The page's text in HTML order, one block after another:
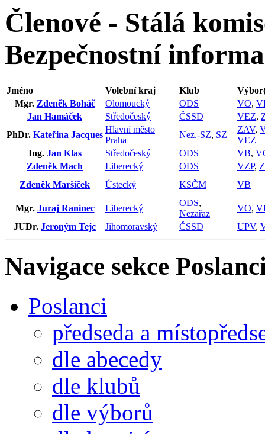
Členové - Stálá
Bezpečnostní
Jméno Volební kraj Klub
Mgr. Zdeněk Boháč Olomoucký ODS VO,
Jan Hamáček
Středočeský ČSSD VEZ,
PhDr. Kateřina Jacques
Hlavní město
Praha
Nez.-SZ, SZ
ZAV,
VEZ
Ing. Jan Klas Středočeský ODS VB,
Zdeněk Mach
Liberecký ODS VZP,
Zdeněk Maršíček
Ústecký KSČM VB
Mgr. Juraj Raninec Liberecký
ODS,
Nezařaz
VO,
JUDr. Jeroným Tejc Jihomoravský ČSSD UPV,
Navigace sekce
Poslanci
předseda a
dle abecedy
dle klubů
dle výborů